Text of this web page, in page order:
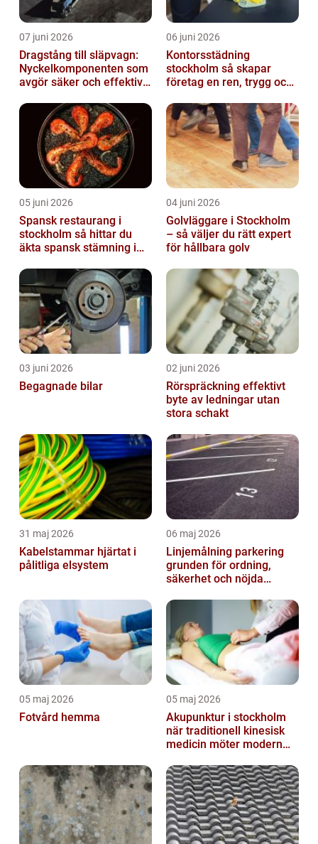
07 juni 2026
Dragstång till släpvagn:
Nyckelkomponenten som
avgör säker och effektiv
06 juni 2026
Kontorsstädning
stockholm så skapar
företag en ren, trygg och
05 juni 2026
Spansk restaurang i
stockholm så hittar du
äkta spansk stämning i
04 juni 2026
Golvläggare i Stockholm
– så väljer du rätt expert
för hållbara golv
03 juni 2026
Begagnade bilar
02 juni 2026
Rörspräckning effektivt
byte av ledningar utan
stora schakt
31 maj 2026
Kabelstammar hjärtat i
pålitliga elsystem
06 maj 2026
Linjemålning parkering
grunden för ordning,
säkerhet och nöjda
05 maj 2026
Fotvård hemma
05 maj 2026
Akupunktur i stockholm
när traditionell kinesisk
medicin möter modern